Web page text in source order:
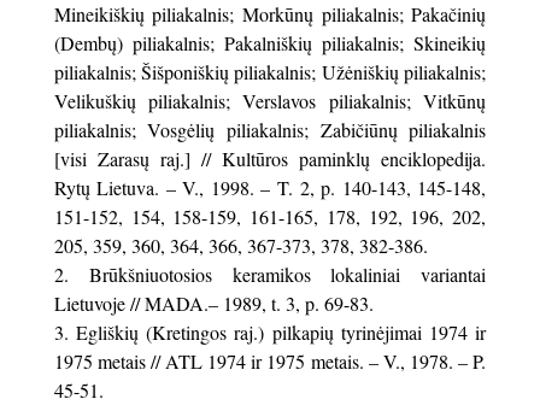
Mineikiškių piliakalnis; Morkūnų piliakalnis; Pakačinių
(Dembų) piliakalnis; Pakalniškių piliakalnis; Skineikių
piliakalnis; Šišponiškių piliakalnis; Užėniškių piliakalnis;
Velikuškių piliakalnis; Verslavos piliakalnis; Vitkūnų
piliakalnis; Vosgėlių piliakalnis; Zabičiūnų piliakalnis
[visi Zarasų raj.] // Kultūros paminklų enciklopedija.
Rytų Lietuva. – V., 1998. – T. 2, p. 140-143, 145-148,
151-152, 154, 158-159, 161-165, 178, 192, 196, 202,
205, 359, 360, 364, 366, 367-373, 378, 382-386.
Brūkšniuotosios keramikos lokaliniai variantai
Lietuvoje // MADA.– 1989, t. 3, p. 69-83.
Egliškių (Kretingos raj.) pilkapių tyrinėjimai 1974 ir
1975 metais // ATL 1974 ir 1975 metais. – V., 1978. – P.
45-51.